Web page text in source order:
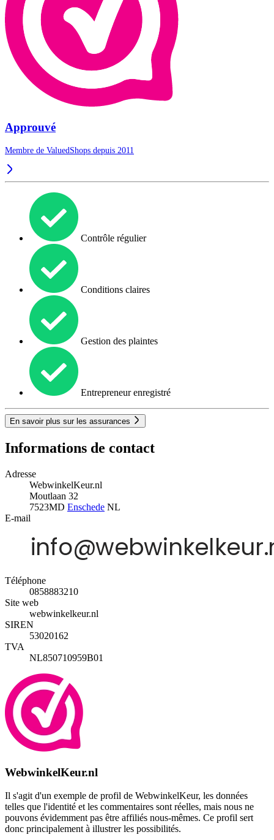
Approuvé
Membre de ValuedShops depuis 2011
Contrôle régulier
Conditions claires
Gestion des plaintes
Entrepreneur enregistré
En savoir plus sur les assurances
Informations de contact
Adresse
WebwinkelKeur.nl
Moutlaan 32
7523MD Enschede NL
E-mail
Téléphone
0858883210
Site web
webwinkelkeur.nl
SIREN
53020162
TVA
NL850710959B01
WebwinkelKeur.nl
Il s'agit d'un exemple de profil de WebwinkelKeur, les données
telles que l'identité et les commentaires sont réelles, mais nous ne
pouvons évidemment pas être affiliés nous-mêmes. Ce profil sert
donc principalement à illustrer les possibilités.